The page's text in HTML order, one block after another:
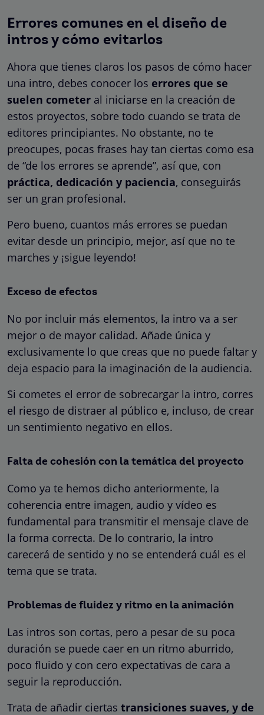
Errores comunes en el diseño de
intros y cómo evitarlos
Ahora que tienes claros los pasos de cómo hacer
una intro, debes conocer los errores que se
suelen cometer al iniciarse en la creación de
estos proyectos, sobre todo cuando se trata de
editores principiantes. No obstante, no te
preocupes, pocas frases hay tan ciertas como esa
de “de los errores se aprende”, así que, con
práctica, dedicación y paciencia, conseguirás
ser un gran profesional.
Pero bueno, cuantos más errores se puedan
evitar desde un principio, mejor, así que no te
marches y ¡sigue leyendo!
Exceso de efectos
No por incluir más elementos, la intro va a ser
mejor o de mayor calidad. Añade única y
exclusivamente lo que creas que no puede faltar y
deja espacio para la imaginación de la audiencia.
Si cometes el error de sobrecargar la intro, corres
el riesgo de distraer al público e, incluso, de crear
un sentimiento negativo en ellos.
Falta de cohesión con la temática del proyecto
Como ya te hemos dicho anteriormente, la
coherencia entre imagen, audio y vídeo es
fundamental para transmitir el mensaje clave de
la forma correcta. De lo contrario, la intro
carecerá de sentido y no se entenderá cuál es el
tema que se trata.
Problemas de fluidez y ritmo en la animación
Las intros son cortas, pero a pesar de su poca
duración se puede caer en un ritmo aburrido,
poco fluido y con cero expectativas de cara a
seguir la reproducción.
Trata de añadir ciertas transiciones suaves, y de